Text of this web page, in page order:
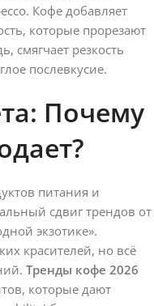
Кофе добавляет
которые прорезают
смягчает резкость
послевкусие.
Почему
питания и
сдвиг трендов от
экзотике».
красителей, но всё
Тренды кофе 2026
которые дают